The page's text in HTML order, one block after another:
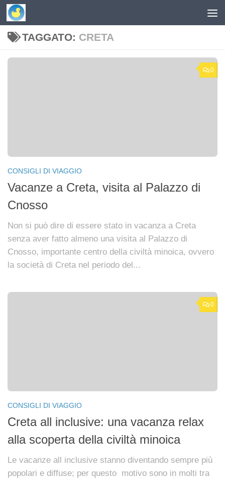
Skip to content
TAGGATO: CRETA
0
CONSIGLI DI VIAGGIO
Vacanze a Creta, visita al Palazzo di
Cnosso
Non si può dire di essere stato in vacanza a Creta
senza aver fatto almeno una visita al Palazzo di
Cnosso, importante centro della civiltà minoica, ovvero
la società di Creta nel periodo del...
0
CONSIGLI DI VIAGGIO
Creta all inclusive: una vacanza relax
alla scoperta della civiltà minoica
Le vacanze all inclusive stanno diventando sempre più
popolari e diffuse; per questo motivo sono in molti tra